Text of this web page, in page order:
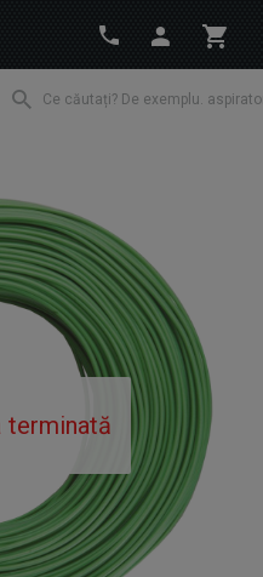
terminată